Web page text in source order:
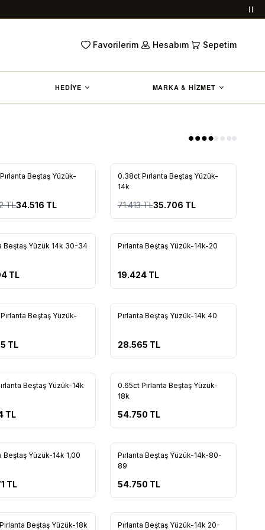
Favorilerim Hesabım Sepetim
HEDİYE MARKA & HİZMET
Ekle
Beştaş Yüzük-
TL34.516 TL
%50
Favorilere Ekle
0.38ct Pırlanta Beştaş Yüzük-
14k
71.413TL35.706 TL
Beştaş Yüzük 14k 30-34
TL
Tükendi
Pırlanta Beştaş Yüzük-14k-20
19.424TL
Ekle
Beştaş Yüzük-
TL
Tükendi
Pırlanta Beştaş Yüzük-14k 40
28.565 TL
Beştaş Yüzük-14k
TL
Favorilere Ekle
Tükendi
0.65ct Pırlanta Beştaş Yüzük-
18k
54.750 TL
Beştaş Yüzük-14k 1,00
TL
Favorilere Ekle
Tükendi
Pırlanta Beştaş Yüzük-14k-80-
89
54.750 TL
Beştaş Yüzük-18k
Tükendi
Pırlanta Beştaş Yüzük-14k 20-